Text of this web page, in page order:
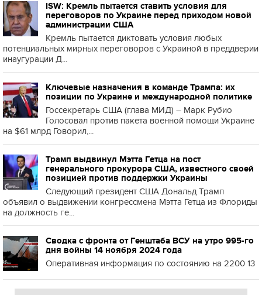
ISW: Кремль пытается ставить условия для
переговоров по Украине перед приходом новой
администрации США
Кремль пытается диктовать условия любых
потенциальных мирных переговоров с Украиной в преддверии
инаугурации Д...
Ключевые назначения в команде Трампа: их
позиции по Украине и международной политике
Госсекретарь США (глава МИД) – Марк Рубио
Голосовал против пакета военной помощи Украине
на $61 млрд Говорил,...
Трамп выдвинул Мэтта Гетца на пост
генерального прокурора США, известного своей
позицией против поддержки Украины
Следующий президент США Дональд Трамп
объявил о выдвижении конгрессмена Мэтта Гетца из Флориды
на должность ге...
Сводка с фронта от Генштаба ВСУ на утро 995-го
дня войны 14 ноября 2024 года
Оперативная информация по состоянию на 2200 13